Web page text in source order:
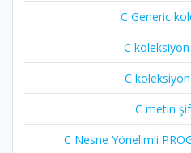
C Generic
C
C
C metin
C Nesne Yönelimli